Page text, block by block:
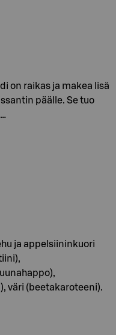
on raikas ja makea lisä
päälle. Se tuo
ja appelsiininkuori
väri (beetakaroteeni).